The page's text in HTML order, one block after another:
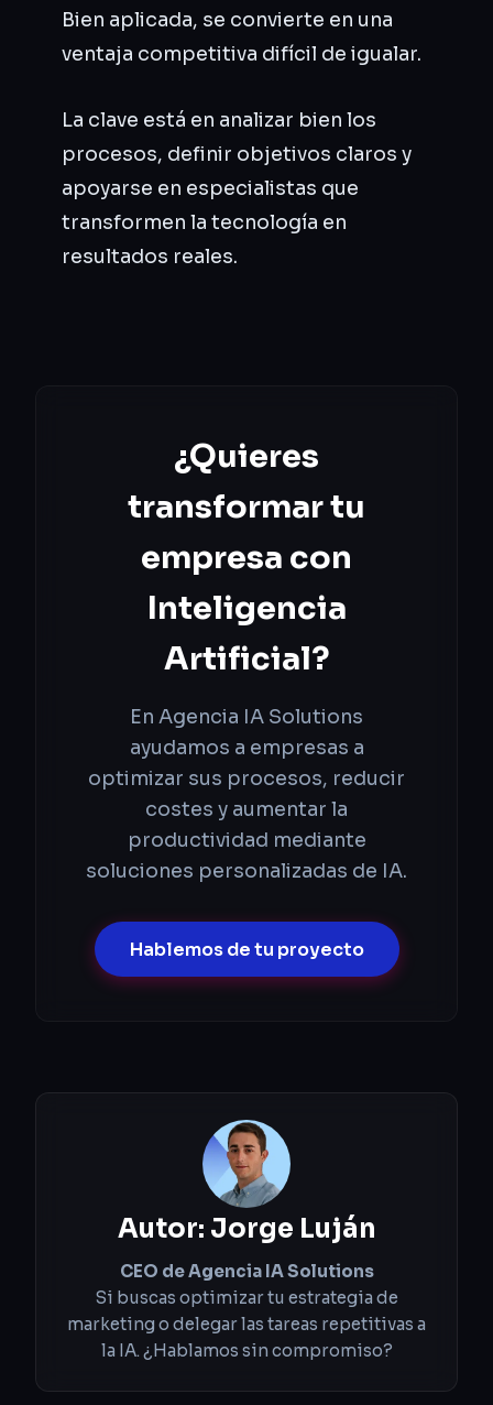
Bien aplicada, se convierte en una
ventaja competitiva difícil de igualar.
La clave está en analizar bien los
procesos, definir objetivos claros y
apoyarse en especialistas que
transformen la tecnología en
resultados reales.
¿Quieres
transformar tu
empresa con
Inteligencia
Artificial?
En Agencia IA Solutions
ayudamos a empresas a
optimizar sus procesos, reducir
costes y aumentar la
productividad mediante
soluciones personalizadas de IA.
Hablemos de tu proyecto
Autor: Jorge Luján
CEO de Agencia IA Solutions
Si buscas optimizar tu estrategia de
marketing o delegar las tareas repetitivas a
la IA. ¿Hablamos sin compromiso?